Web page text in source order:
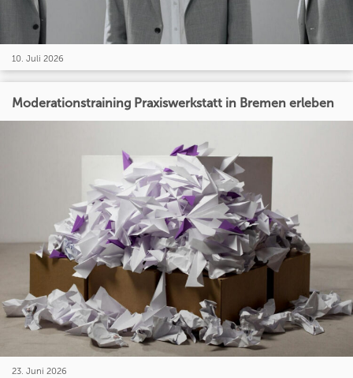
10. Juli 2026
Moderationstraining Praxiswerkstatt in Bremen erleben
23. Juni 2026